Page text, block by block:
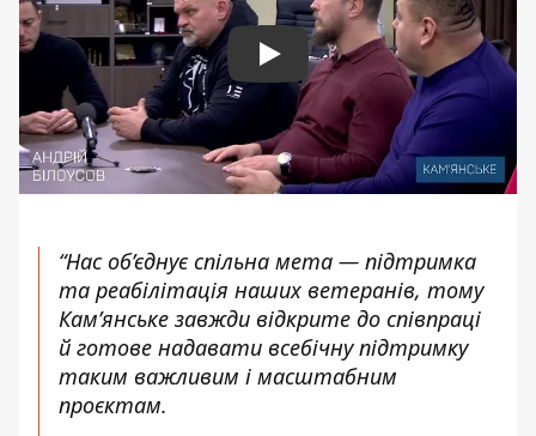
Play
“Нас об’єднує спільна мета — підтримка
та реабілітація наших ветеранів, тому
Кам’янське завжди відкрите до співпраці
й готове надавати всебічну підтримку
таким важливим і масштабним
проєктам.